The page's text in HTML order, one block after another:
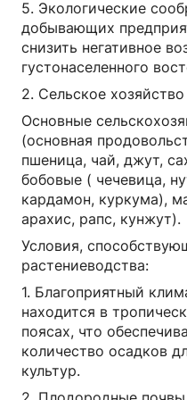
5. Экологические
добывающих
снизить негативное
густонаселенного
2. Сельское
Основные
(основная
пшеница, чай, джут,
бобовые ( чечевица,
кардамон, куркума),
арахис, рапс, кунжут).
Условия,
растениеводства:
1. Благоприятный
находится в
поясах, что
количество осадков
культур.